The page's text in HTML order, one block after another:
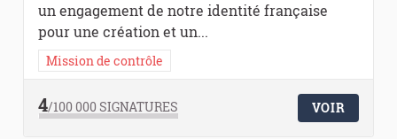
un engagement de notre identité française
pour une création et un...
Mission de contrôle
4/100 000SIGNATURES VOIR